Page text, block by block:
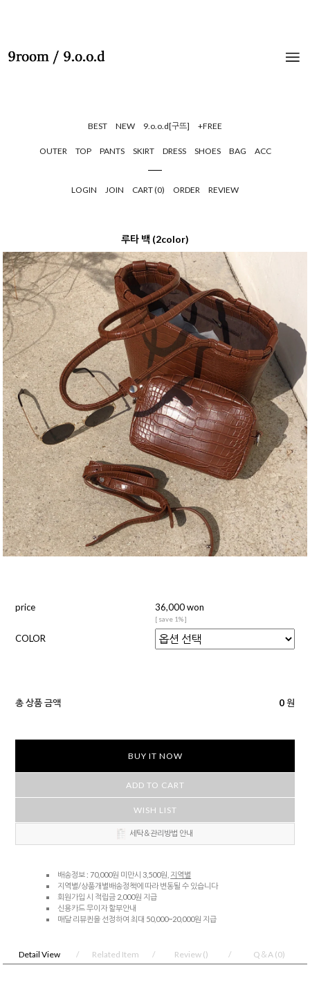
BEST NEW 9.o.o.d[구뜨] +FREE
OUTER TOP PANTS SKIRT DRESS SHOES BAG ACC
LOGIN JOIN CART (0) ORDER REVIEW
루타 백 (2color)
price 36,000 won
[ save 1% ]
COLOR
총 상품 금액 0 원
BUY IT NOW
ADD TO CART
WISH LIST
세탁＆관리방법 안내
배송정보 : 70,000원 미만시 3,500원, 지역별
지역별/상품개별배송정책에 따라 변동될 수 있습니다
회원가입 시 적립금 2,000원 지급
신용카드 무이자 할부안내
매달 리뷰퀸을 선정하여 최대 50,000~20,000원 지급
Detail View Related Item Review () Q＆A (0)